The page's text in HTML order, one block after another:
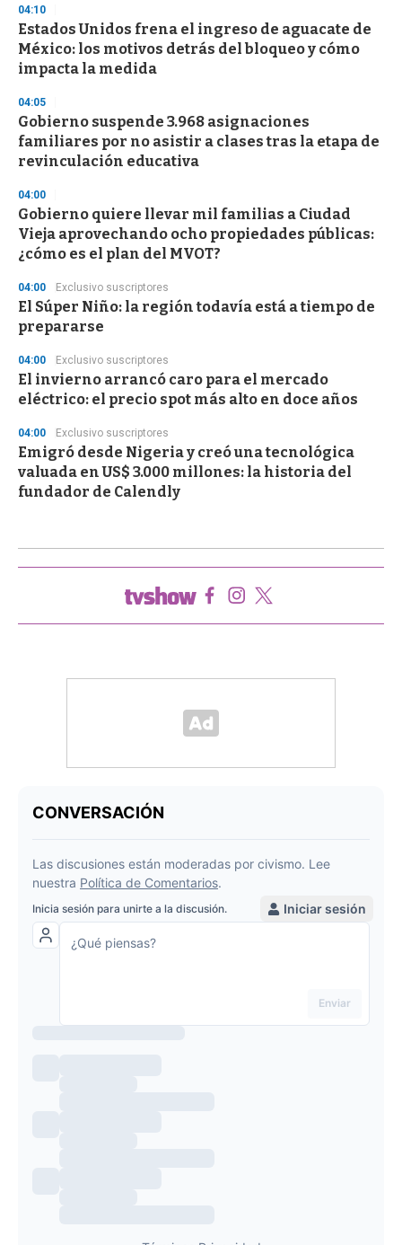
04:10
Estados Unidos frena el ingreso de aguacate de
México: los motivos detrás del bloqueo y cómo
impacta la medida
04:05
Gobierno suspende 3.968 asignaciones
familiares por no asistir a clases tras la etapa de
revinculación educativa
04:00
Gobierno quiere llevar mil familias a Ciudad
Vieja aprovechando ocho propiedades públicas:
¿cómo es el plan del MVOT?
04:00 Exclusivo suscriptores
El Súper Niño: la región todavía está a tiempo de
prepararse
04:00 Exclusivo suscriptores
El invierno arrancó caro para el mercado
eléctrico: el precio spot más alto en doce años
04:00 Exclusivo suscriptores
Emigró desde Nigeria y creó una tecnológica
valuada en US$ 3.000 millones: la historia del
fundador de Calendly